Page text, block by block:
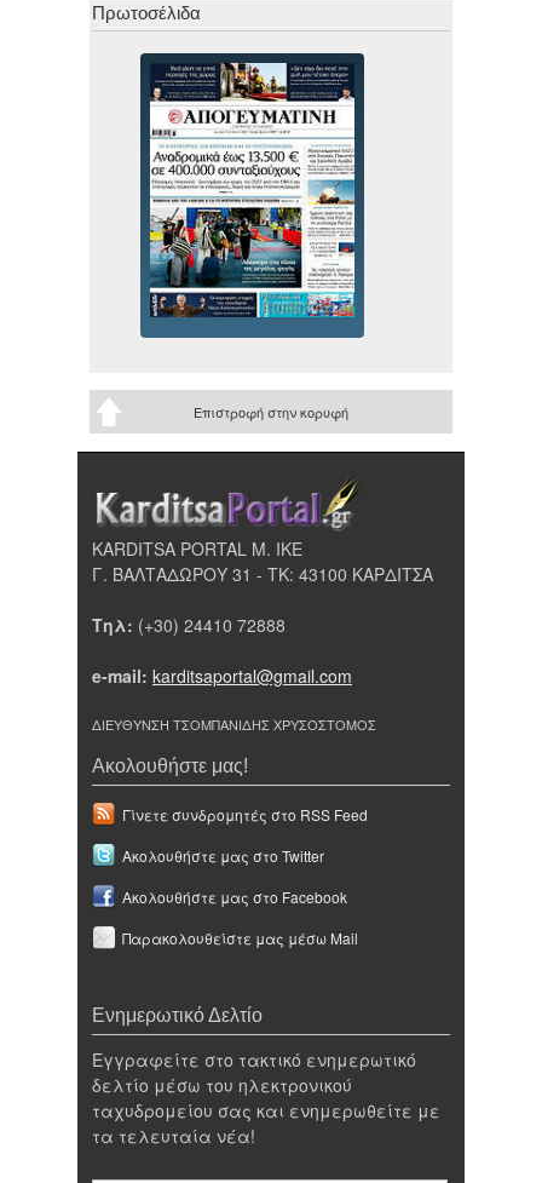
Πρωτοσέλιδα
Επιστροφή στην κορυφή
KARDITSA PORTAL Μ. ΙΚΕ
Γ. ΒΑΛΤΑΔΩΡΟΥ 31 - ΤΚ: 43100 ΚΑΡΔΙΤΣΑ
Τηλ: (+30) 24410 72888
e-mail: karditsaportal@gmail.com
ΔΙΕΥΘΥΝΣΗ ΤΣΟΜΠΑΝΙΔΗΣ ΧΡΥΣΟΣΤΟΜΟΣ
Ακολουθήστε μας!
Γίνετε συνδρομητές στο RSS Feed
Ακολουθήστε μας στο Twitter
Ακολουθήστε μας στο Facebook
Παρακολουθείστε μας μέσω Mail
Ενημερωτικό Δελτίο
Εγγραφείτε στο τακτικό ενημερωτικό
δελτίο μέσω του ηλεκτρονικού
ταχυδρομείου σας και ενημερωθείτε με
τα τελευταία νέα!